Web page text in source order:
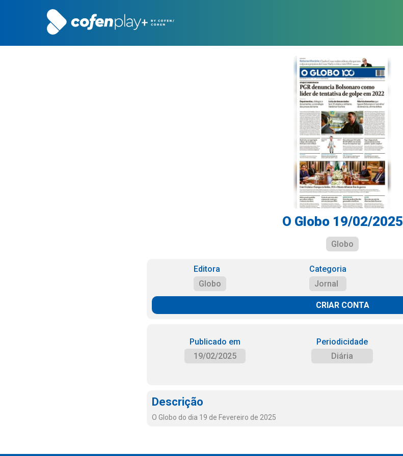
O Globo 19/02/2025
Globo
Editora
Globo
Categoria
Jornal
CRIAR CONTA
Publicado em
19/02/2025
Periodicidade
Diária
Descrição
O Globo do dia 19 de Fevereiro de 2025